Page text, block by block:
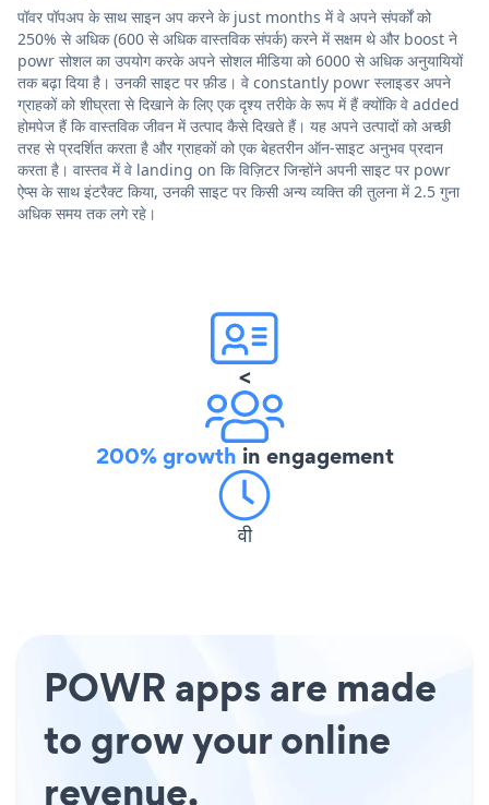
पॉवर पॉपअप के साथ साइन अप करने के just months में वे अपने संपर्कों को
250% से अधिक (600 से अधिक वास्तविक संपर्क) करने में सक्षम थे और boost ने
powr सोशल का उपयोग करके अपने सोशल मीडिया को 6000 से अधिक अनुयायियों
तक बढ़ा दिया है। उनकी साइट पर फ़ीड। वे constantly powr स्लाइडर अपने
ग्राहकों को शीघ्रता से दिखाने के लिए एक दृश्य तरीके के रूप में हैं क्योंकि वे added
होमपेज हैं कि वास्तविक जीवन में उत्पाद कैसे दिखते हैं। यह अपने उत्पादों को अच्छी
तरह से प्रदर्शित करता है और ग्राहकों को एक बेहतरीन ऑन-साइट अनुभव प्रदान
करता है। वास्तव में वे landing on कि विज़िटर जिन्होंने अपनी साइट पर powr
ऐप्स के साथ इंटरैक्ट किया, उनकी साइट पर किसी अन्य व्यक्ति की तुलना में 2.5 गुना
अधिक समय तक लगे रहे।
<
200% growth in engagement
वी
POWR apps are made
to grow your online
revenue.